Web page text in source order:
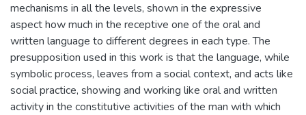
mechanisms in all the levels, shown in the expressive
aspect how much in the receptive one of the oral and
written language to different degrees in each type. The
presupposition used in this work is that the language, while
symbolic process, leaves from a social context, and acts like
social practice, showing and working like oral and written
activity in the constitutive activities of the man with which